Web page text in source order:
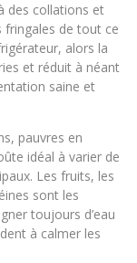
des collations et
fringales de tout ce
alors la
et réduit à néant
saine et
pauvres en
idéal à varier de
Les fruits, les
sont les
toujours d’eau
à calmer les